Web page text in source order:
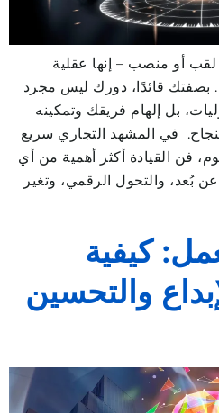
لقب أو منصب – إنها عقلية
قائدًا، دورك ليس مجرد
بل إلهام فريقك وتمكينه
في المشهد التجاري سريع
فن القيادة أكثر أهمية من أي
والتحول الرقمي، وتغير
كيفية
والتحسين